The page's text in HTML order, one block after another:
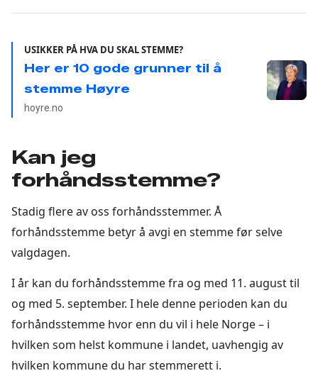
USIKKER PÅ HVA DU SKAL STEMME?
Her er 10 gode grunner til å
stemme Høyre
hoyre.no
Kan jeg
forhåndsstemme?
Stadig flere av oss forhåndsstemmer. Å
forhåndsstemme betyr å avgi en stemme før selve
valgdagen.
I år kan du forhåndsstemme fra og med 11. august til
og med 5. september. I hele denne perioden kan du
forhåndsstemme hvor enn du vil i hele Norge – i
hvilken som helst kommune i landet, uavhengig av
hvilken kommune du har stemmerett i.